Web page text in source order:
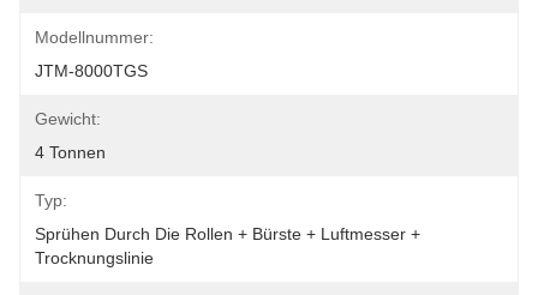
Modellnummer:
JTM-8000TGS
Gewicht:
4 Tonnen
Typ:
Sprühen Durch Die Rollen + Bürste + Luftmesser +
Trocknungslinie